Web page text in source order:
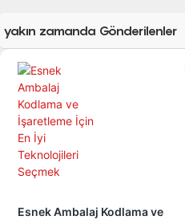
yakın zamanda Gönderilenler
Esnek Ambalaj Kodlama ve